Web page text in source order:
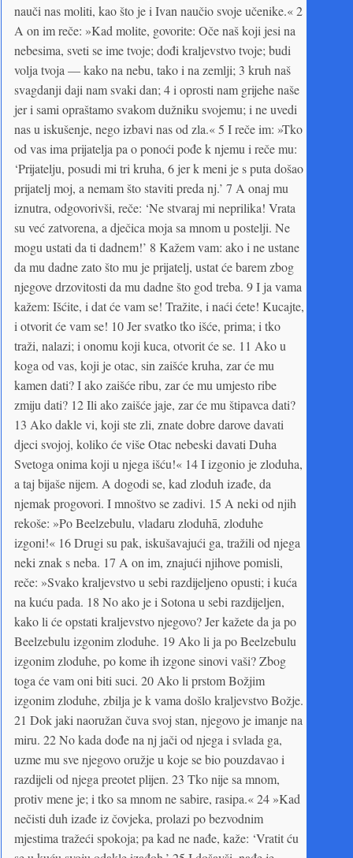
nauči nas moliti, kao što je i Ivan naučio svoje učenike.« 2
A on im reče: »Kad molite, govorite: Oče naš koji jesi na
nebesima, sveti se ime tvoje; dođi kraljevstvo tvoje; budi
volja tvoja — kako na nebu, tako i na zemlji; 3 kruh naš
svagdanji daji nam svaki dan; 4 i oprosti nam grijehe naše
jer i sami opraštamo svakom dužniku svojemu; i ne uvedi
nas u iskušenje, nego izbavi nas od zla.« 5 I reče im: »Tko
od vas ima prijatelja pa o ponoći pođe k njemu i reče mu:
‘Prijatelju, posudi mi tri kruha, 6 jer k meni je s puta došao
prijatelj moj, a nemam što staviti preda nj.’ 7 A onaj mu
iznutra, odgovorivši, reče: ‘Ne stvaraj mi neprilika! Vrata
su već zatvorena, a dječica moja sa mnom u postelji. Ne
mogu ustati da ti dadnem!’ 8 Kažem vam: ako i ne ustane
da mu dadne zato što mu je prijatelj, ustat će barem zbog
njegove drzovitosti da mu dadne što god treba. 9 I ja vama
kažem: Išćite, i dat će vam se! Tražite, i naći ćete! Kucajte,
i otvorit će vam se! 10 Jer svatko tko išće, prima; i tko
traži, nalazi; i onomu koji kuca, otvorit će se. 11 Ako u
koga od vas, koji je otac, sin zaišće kruha, zar će mu
kamen dati? I ako zaišće ribu, zar će mu umjesto ribe
zmiju dati? 12 Ili ako zaišće jaje, zar će mu štipavca dati?
13 Ako dakle vi, koji ste zli, znate dobre darove davati
djeci svojoj, koliko će više Otac nebeski davati Duha
Svetoga onima koji u njega išću!« 14 I izgonio je zloduha,
a taj bijaše nijem. A dogodi se, kad zloduh izađe, da
njemak progovori. I mnoštvo se zadivi. 15 A neki od njih
rekoše: »Po Beelzebulu, vladaru zloduhā, zloduhe
izgoni!« 16 Drugi su pak, iskušavajući ga, tražili od njega
neki znak s neba. 17 A on im, znajući njihove pomisli,
reče: »Svako kraljevstvo u sebi razdijeljeno opusti; i kuća
na kuću pada. 18 No ako je i Sotona u sebi razdijeljen,
kako li će opstati kraljevstvo njegovo? Jer kažete da ja po
Beelzebulu izgonim zloduhe. 19 Ako li ja po Beelzebulu
izgonim zloduhe, po kome ih izgone sinovi vaši? Zbog
toga će vam oni biti suci. 20 Ako li prstom Božjim
izgonim zloduhe, zbilja je k vama došlo kraljevstvo Božje.
21 Dok jaki naoružan čuva svoj stan, njegovo je imanje na
miru. 22 No kada dođe na nj jači od njega i svlada ga,
uzme mu sve njegovo oružje u koje se bio pouzdavao i
razdijeli od njega preotet plijen. 23 Tko nije sa mnom,
protiv mene je; i tko sa mnom ne sabire, rasipa.« 24 »Kad
nečisti duh izađe iz čovjeka, prolazi po bezvodnim
mjestima tražeći spokoja; pa kad ne nađe, kaže: ‘Vratit ću